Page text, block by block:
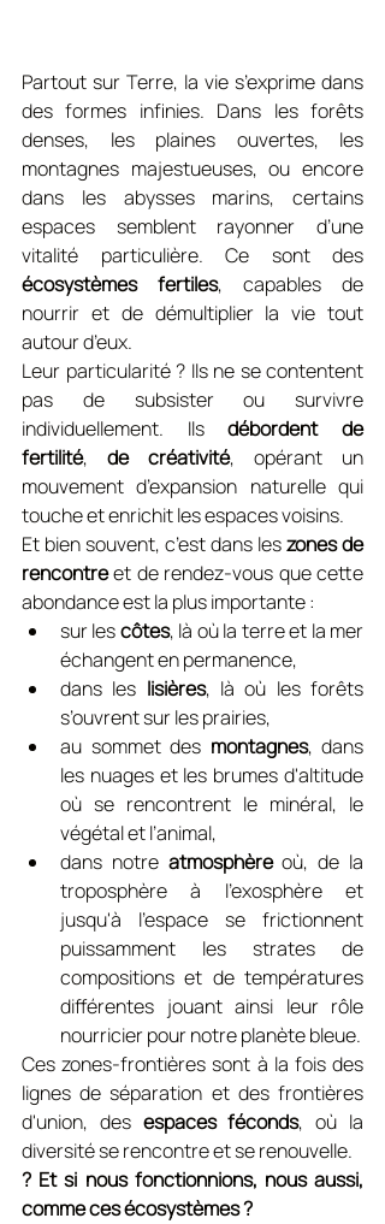
Partout sur Terre, la vie s’exprime dans
des formes infinies. Dans les forêts
denses, les plaines ouvertes, les
montagnes majestueuses, ou encore
dans les abysses marins, certains
espaces semblent rayonner d’une
écosystèmes fertiles, capables de
nourrir et de démultiplier la vie tout
autour d’eux.
Leur particularité ? Ils ne se contentent
pas de subsister ou survivre
individuellement. Ils débordent de
fertilité, de créativité, opérant un
mouvement d’expansion naturelle qui
touche et enrichit les espaces voisins.
Et bien souvent, c’est dans les zones de
rencontre et de rendez-vous que cette
abondance est la plus importante :
sur les côtes, là où la terre et la mer
échangent en permanence,
dans les lisières, là où les forêts
s’ouvrent sur les prairies,
au sommet des montagnes, dans
les nuages et les brumes d'altitude
où se rencontrent le minéral, le
végétal et l’animal,
dans notre atmosphère où, de la
troposphère à l'exosphère et
jusqu'à l'espace se frictionnent
puissamment les strates de
compositions et de températures
différentes jouant ainsi leur rôle
nourricier pour notre planète bleue.
Ces zones-frontières sont à la fois des
lignes de séparation et des frontières
d'union, des espaces féconds, où la
diversité se rencontre et se renouvelle.
? Et si nous fonctionnions, nous aussi,
comme ces écosystèmes ?